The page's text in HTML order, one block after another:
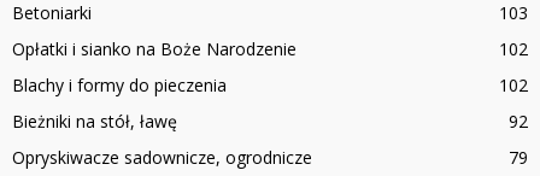
Betoniarki
103
Opłatki i sianko na Boże Narodzenie
102
Blachy i formy do pieczenia
102
Bieżniki na stół, ławę
92
Opryskiwacze sadownicze, ogrodnicze
79